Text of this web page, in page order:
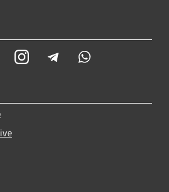
YoutubeInstagram Telegram